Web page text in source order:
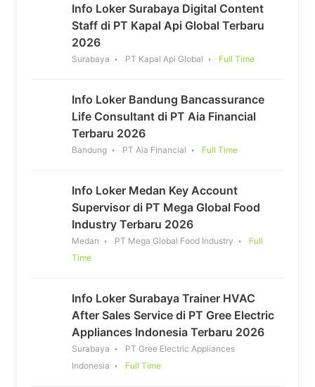
Info Loker Surabaya Digital Content
Staff di PT Kapal Api Global Terbaru
2026
Surabaya PT Kapal Api Global Full Time
Info Loker Bandung Bancassurance
Life Consultant di PT Aia Financial
Terbaru 2026
Bandung PT Aia Financial Full Time
Info Loker Medan Key Account
Supervisor di PT Mega Global Food
Industry Terbaru 2026
Medan PT Mega Global Food Industry
Full
Time
Info Loker Surabaya Trainer HVAC
After Sales Service di PT Gree Electric
Appliances Indonesia Terbaru 2026
Surabaya
PT Gree Electric Appliances
Indonesia
Full Time